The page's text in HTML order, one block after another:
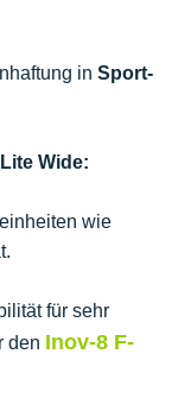
in Sport-
Wide:
wie
für sehr
den Inov-8 F-